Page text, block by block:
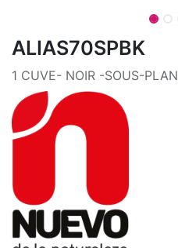
ALIAS70SPBK
1 CUVE- NOIR -SOUS-PLAN